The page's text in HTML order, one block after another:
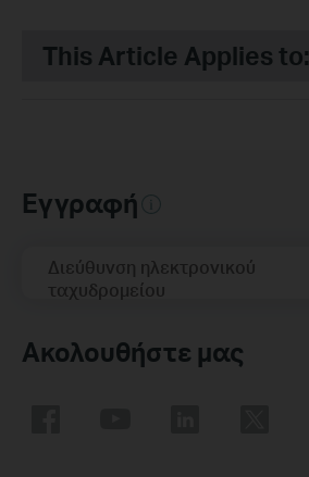
This Article Applies to:
Εγγραφή
Διεύθυνση ηλεκτρονικού
ταχυδρομείου
Ακολουθήστε μας